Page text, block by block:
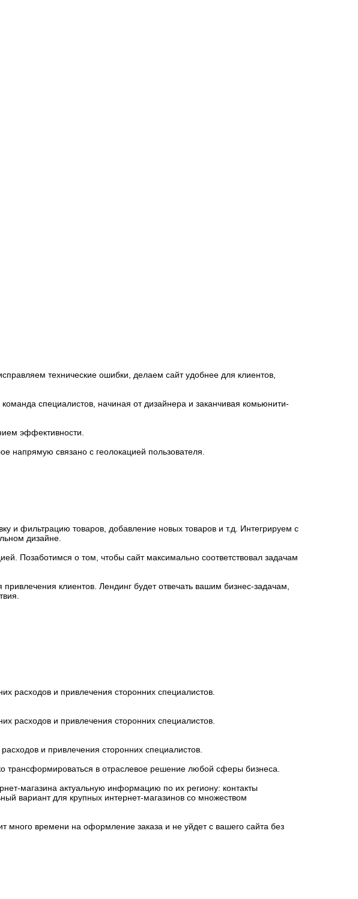
технические ошибки, делаем сайт удобнее для клиентов,
специалистов, начиная от дизайнера и заканчивая комьюнити-
эффективности.
напрямую связано с геолокацией пользователя.
и фильтрацию товаров, добавление новых товаров и т.д. Интегрируем с
дизайне.
Позаботимся о том, чтобы сайт максимально соответствовал задачам
клиентов. Лендинг будет отвечать вашим бизнес-задачам,
расходов и привлечения сторонних специалистов.
расходов и привлечения сторонних специалистов.
и привлечения сторонних специалистов.
трансформироваться в отраслевое решение любой сферы бизнеса.
магазина актуальную информацию по их региону: контакты
вариант для крупных интернет-магазинов со множеством
много времени на оформление заказа и не уйдет с вашего сайта без